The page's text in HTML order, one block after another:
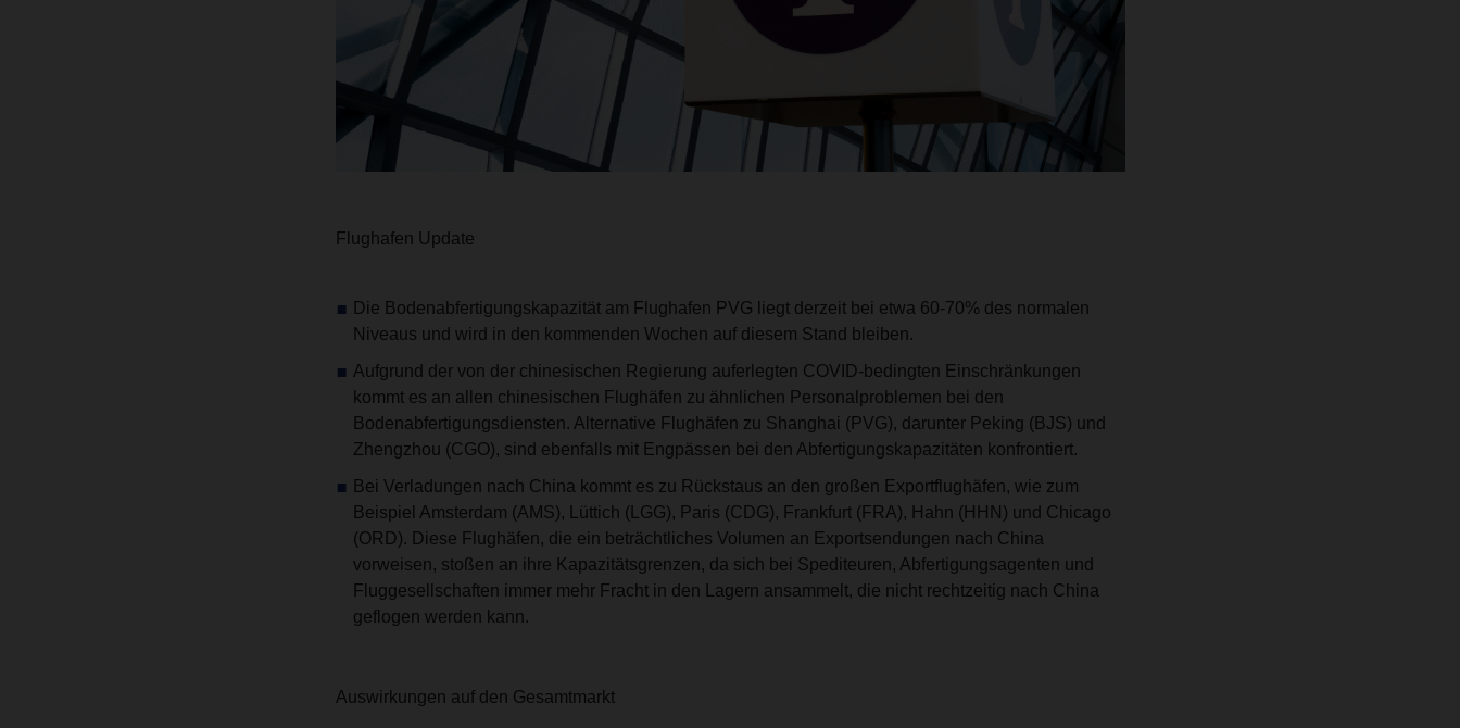
Flughafen Update
Die Bodenabfertigungskapazität am Flughafen PVG liegt derzeit bei etwa 60-70% des normalen
Niveaus und wird in den kommenden Wochen auf diesem Stand bleiben.
Aufgrund der von der chinesischen Regierung auferlegten COVID-bedingten Einschränkungen
kommt es an allen chinesischen Flughäfen zu ähnlichen Personalproblemen bei den
Bodenabfertigungsdiensten. Alternative Flughäfen zu Shanghai (PVG), darunter Peking (BJS) und
Zhengzhou (CGO), sind ebenfalls mit Engpässen bei den Abfertigungskapazitäten konfrontiert.
Bei Verladungen nach China kommt es zu Rückstaus an den großen Exportflughäfen, wie zum
Beispiel Amsterdam (AMS), Lüttich (LGG), Paris (CDG), Frankfurt (FRA), Hahn (HHN) und Chicago
(ORD). Diese Flughäfen, die ein beträchtliches Volumen an Exportsendungen nach China
vorweisen, stoßen an ihre Kapazitätsgrenzen, da sich bei Spediteuren, Abfertigungsagenten und
Fluggesellschaften immer mehr Fracht in den Lagern ansammelt, die nicht rechtzeitig nach China
geflogen werden kann.
Auswirkungen auf den Gesamtmarkt